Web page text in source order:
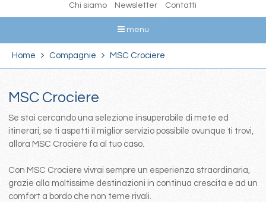
Chi siamo Newsletter Contatti
menu
Home Compagnie MSC Crociere
MSC Crociere
Se stai cercando una selezione insuperabile di mete ed
itinerari, se ti aspetti il miglior servizio possibile ovunque ti trovi,
allora MSC Crociere fa al tuo caso.
Con MSC Crociere vivrai sempre un esperienza straordinaria,
grazie alla moltissime destinazioni in continua crescita e ad un
comfort a bordo che non teme rivali.